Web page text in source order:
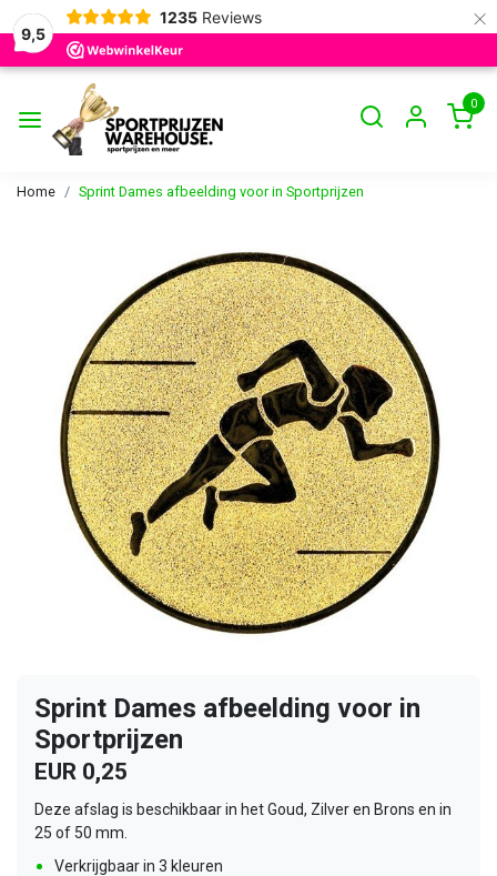
9,5
1235 Reviews ×
0
Home Sprint Dames afbeelding voor in Sportprijzen
Sprint Dames afbeelding voor in
Sportprijzen
EUR 0,25
Deze afslag is beschikbaar in het Goud, Zilver en Brons en in
25 of 50 mm.
Verkrijgbaar in 3 kleuren